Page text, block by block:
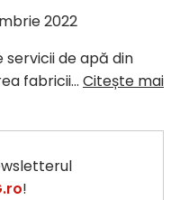
2022
servicii de apă din
fabricii… Citește mai
!